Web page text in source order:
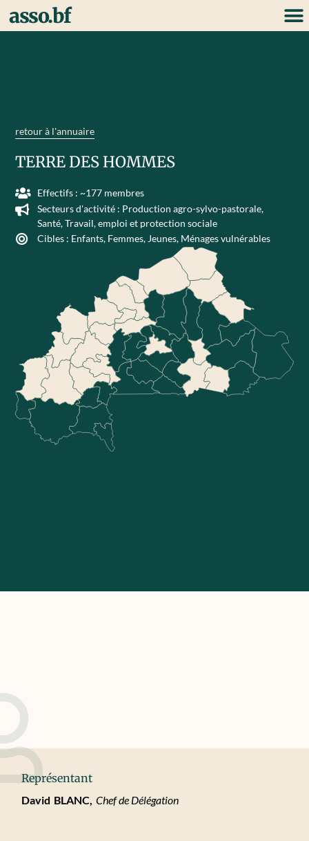
asso.bf
retour à l'annuaire
TERRE DES HOMMES
Effectifs : ~177 membres
Secteurs d'activité : Production agro-sylvo-pastorale,
Santé,Travail, emploi et protection sociale
Cibles : Enfants, Femmes,Jeunes, Ménages vulnérables
Représentant
David BLANC, Chef de Délégation